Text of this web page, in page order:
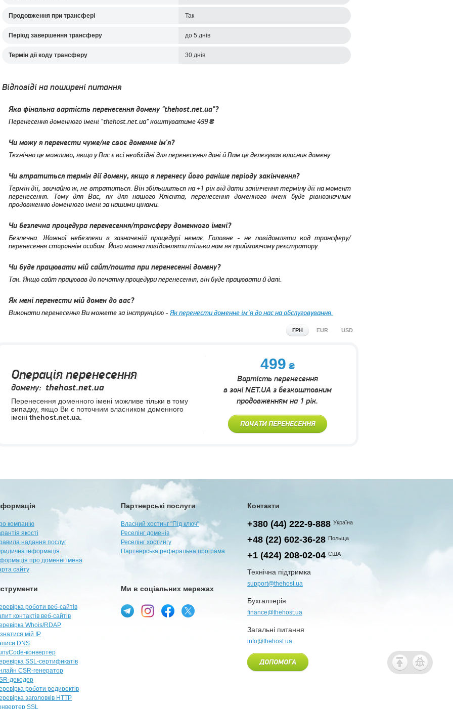
Продовження при трансфері Так
Період завершення трансферу до 5 днів
Термін дії коду трансферу 30 днів
Відповіді на поширені питання
Яка фінальна вартість перенесення домену "thehost.net.ua"?
Перенесення доменного імені "thehost.net.ua" коштуватиме499
Чи можу я перенести чуже/не своє доменне ім'я?
Технічно це можливо, якщо у Вас є всі необхідні для перенесення дані й Вам це делегував власник домену.
Чи втратиться термін дії домену, якщо я перенесу його раніше періоду закінчення?
Термін дії, звичайно ж, не втратиться. Він збільшиться на +1 рік від дати закінчення терміну дії на момент
перенесення. Тому для Вас, як для нашого Клієнта, перенесення доменного імені буде рівнозначним
продовженню доменного імені за нашими цінами.
Чи безпечна процедура перенесення/трансферу доменного імені?
Безпечна. Жожної небезпеки в зазначеній процедурі немає. Головне - не повідомляти код трансферу/
перенесення стороннім особам. Його можна повідомляти тільки нам як приймаючому реєстратору.
Чи буде працювати мій сайт/пошта при перенесенні домену?
Так. Якщо сайт працював до початку процедури перенесення, він буде працювати й далі.
Як мені перенести мій домен до вас?
Виконати перенесення Ви можете за інструкцією - Як перенести доменне ім'я до нас на обслуговування.
ГРН EUR USD
Операція перенесення
домену: thehost.net.ua
Перенесення доменного імені можливе тільки в тому
випадку, якщо Ви є поточним власником доменного
імені thehost.net.ua
499
Вартість перенесення
в зоні NET.UA з безкоштовним
продовженням на 1 рік.
ПОЧАТИ ПЕРЕНЕСЕННЯ
компанію
якості
надання послуг
інформація
про доменні імена
сайту
Партнерські послуги
Власний хостинг "Під ключ"
Реселінг доменів
Реселінг хостингу
Партнерська реферальна програма
роботи веб-сайтів
контактів веб-сайтів
Whois/RDAP
мій IP
DNS
конвертер
SSL-сертификатів
CSR-генератор
декодер
роботи редиректів
заголовків HTTP
SSL
Ми в соціальних мережах
Контакти
+380 (44) 222-9-888 Україна
+48 (22) 602-36-28 Польща
+1 (424) 208-02-04 США
Технічна підтримка
support@thehost.ua
Бухгалтерія
finance@thehost.ua
Загальні питання
info@thehost.ua
ДОПОМОГА